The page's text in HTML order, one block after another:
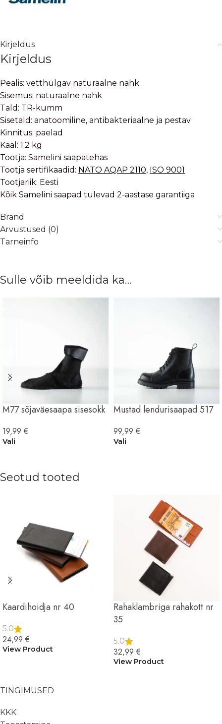
Kirjeldus
Kirjeldus
Pealis: vetthülgav naturaalne nahk
Sisemus: naturaalne nahk
Tald: TR-kumm
Sisetald: anatoomiline, antibakteriaalne ja pestav
Kinnitus: paelad
Kaal: 1.2 kg
Tootja: Samelini saapatehas
Tootja sertifikaadid: NATO AQAP 2110, ISO 9001
Tootjariik: Eesti
Kõik Samelini saapad tulevad 2-aastase garantiiga
Bränd
Arvustused (0)
Tarneinfo
Sulle võib meeldida ka…
M77 sõjaväesaapa sisesokk
19,99 €
Vali
Mustad lendurisaapad 517
99,99 €
Vali
Seotud tooted
Kaardihoidja nr 40
5.0
24,99 €
View Product
Rahaklambriga rahakott nr
35
5.0
32,99 €
View Product
TINGIMUSED
KKK